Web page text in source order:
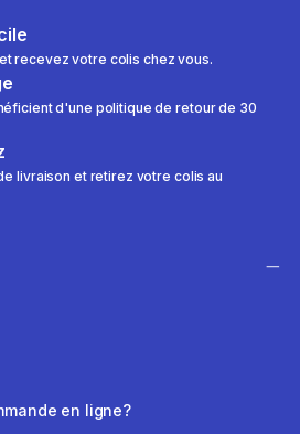
recevez votre colis chez vous.
d'une politique de retour de 30
livraison et retirez votre colis au
en ligne?